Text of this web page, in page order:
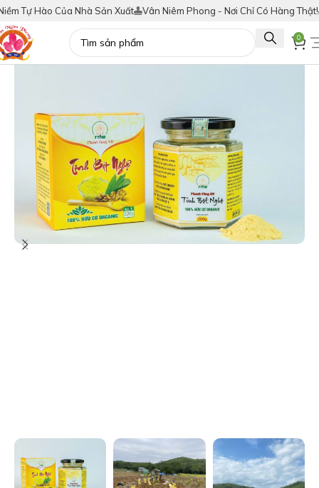
Hào Của Nhà Sản Xuất Vân Niêm Phong - Nơi Chỉ Có Hàng Thật! Tích
0